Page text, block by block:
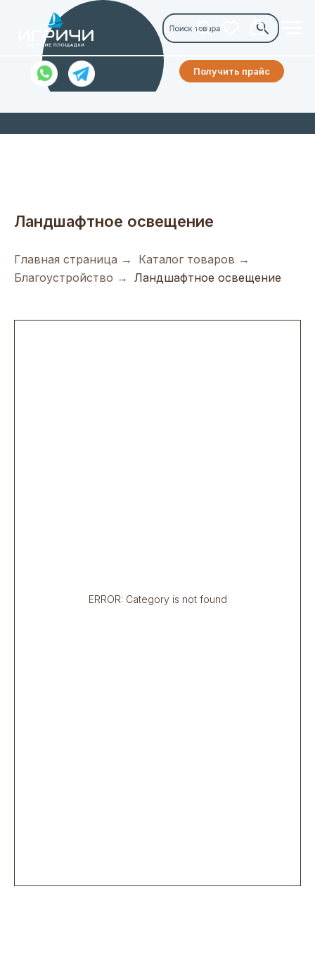
Получить прайс
Ландшафтное освещение
Главная страница → Каталог товаров →
Благоустройство → Ландшафтное освещение
ERROR: Category is not found